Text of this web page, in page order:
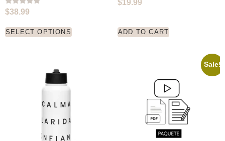
Rated
5.00
$38.99
SELECT OPTIONS
5.00
$19.99
ADD TO CART
Sale!